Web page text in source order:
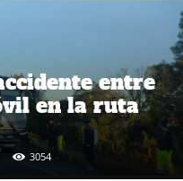
entre
en la ruta
3054